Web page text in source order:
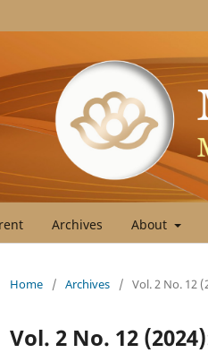
Archives About
Home / Archives / Vol. 2 No. 12
Vol. 2 No. 12